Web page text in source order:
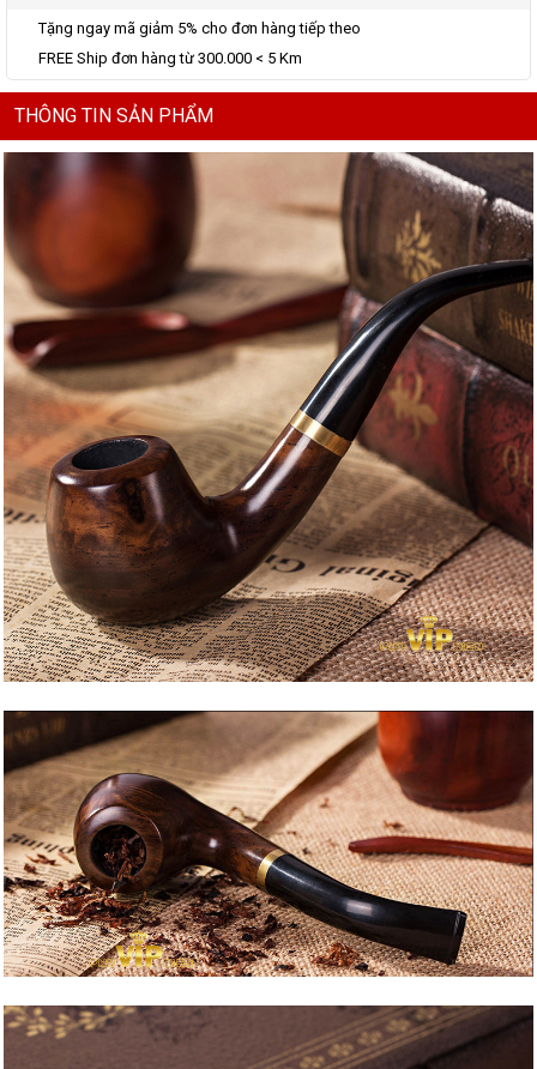
Tặng ngay mã giảm 5% cho đơn hàng tiếp theo
FREE Ship đơn hàng từ 300.000 < 5 Km
THÔNG TIN SẢN PHẨM